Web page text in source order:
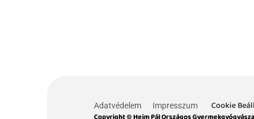
Adatvédelem Impresszum Cookie